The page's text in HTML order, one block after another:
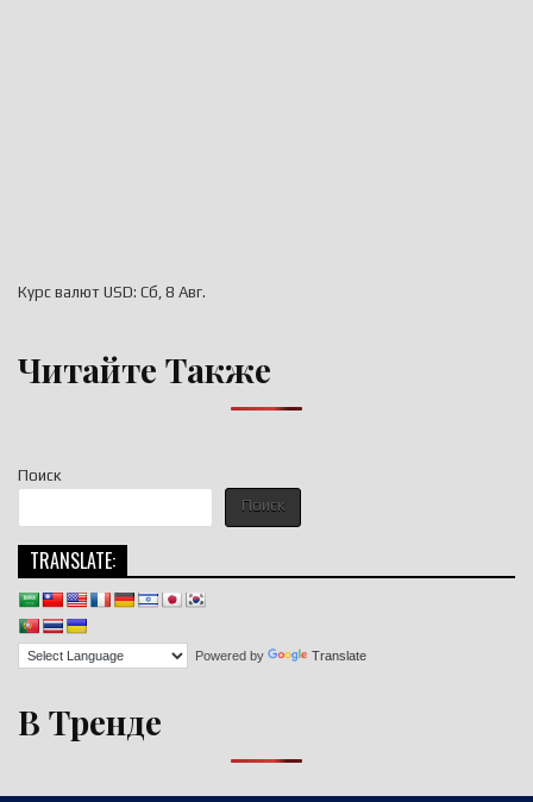
Поиск
Поиск
TRANSLATE:
Powered by Translate
В Тренде
Курс валют USD: Сб, 8 Авг.
Читайте Также